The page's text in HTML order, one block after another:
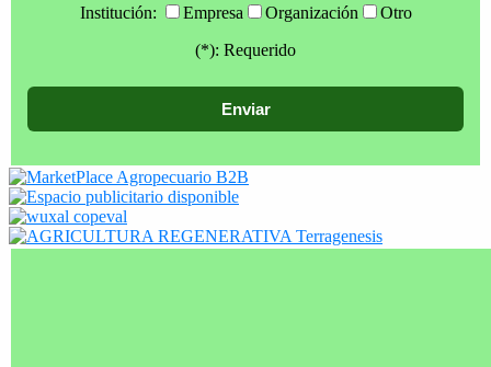
Institución: Empresa Organización
Otro
(*): Requerido